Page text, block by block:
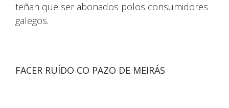
teñan que ser abonados polos consumidores
galegos.
FACER RUÍDO CO PAZO DE MEIRÁS